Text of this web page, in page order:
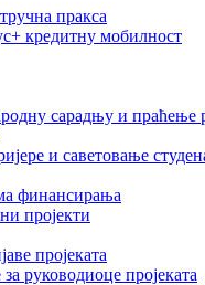
пракса
кредитну мобилност
сарадњу и праћење
и саветовање
финансирања
пројекти
пројеката
руководиоце пројеката